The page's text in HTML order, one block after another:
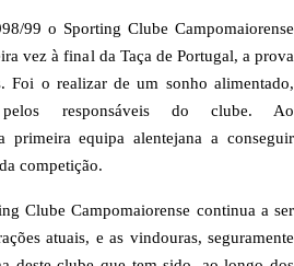
99 o Sporting Clube Campomaiorense
vez à final da Taça de Portugal, a prova
Foi o realizar de um sonho alimentado,
responsáveis do clube. Ao
primeira equipa alentejana a conseguir
competição.
Clube Campomaiorense continua a ser
atuais, e as vindouras, seguramente